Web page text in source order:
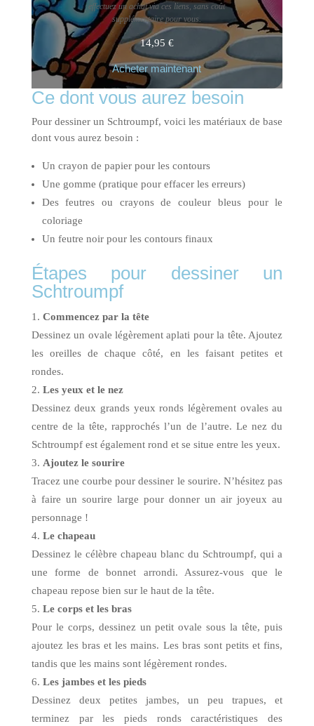
effectuez un achat via ces liens, sans coût
supplémentaire pour vous.
14,95 €
Acheter maintenant
Ce dont vous aurez besoin
Pour dessiner un Schtroumpf, voici les matériaux de base
dont vous aurez besoin :
Un crayon de papier pour les contours
Une gomme (pratique pour effacer les erreurs)
Des feutres ou crayons de couleur bleus pour le
coloriage
Un feutre noir pour les contours finaux
Étapes pour dessiner un
Schtroumpf
Commencez par la tête
Dessinez un ovale légèrement aplati pour la tête. Ajoutez
les oreilles de chaque côté, en les faisant petites et
rondes.
Les yeux et le nez
Dessinez deux grands yeux ronds légèrement ovales au
centre de la tête, rapprochés l’un de l’autre. Le nez du
Schtroumpf est également rond et se situe entre les yeux.
Ajoutez le sourire
Tracez une courbe pour dessiner le sourire. N’hésitez pas
à faire un sourire large pour donner un air joyeux au
personnage !
Le chapeau
Dessinez le célèbre chapeau blanc du Schtroumpf, qui a
une forme de bonnet arrondi. Assurez-vous que le
chapeau repose bien sur le haut de la tête.
Le corps et les bras
Pour le corps, dessinez un petit ovale sous la tête, puis
ajoutez les bras et les mains. Les bras sont petits et fins,
tandis que les mains sont légèrement rondes.
Les jambes et les pieds
Dessinez deux petites jambes, un peu trapues, et
terminez par les pieds ronds caractéristiques des